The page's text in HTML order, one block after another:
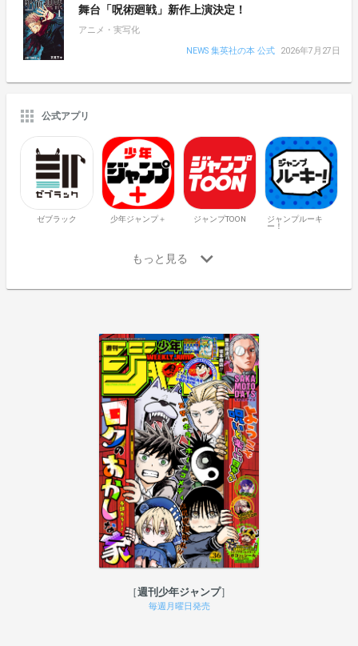
舞台「呪術廻戦」新作上演決定！
アニメ・実写化
NEWS 集英社の本 公式
2026年7月27日
公式アプリ
ゼブラック 少年ジャンプ＋ ジャンプTOON
ジャンプルーキ
ー！
週刊少年ジャンプ
毎週月曜日発売